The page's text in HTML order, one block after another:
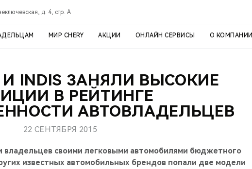
д. 4, стр. А
МИР CHERY АКЦИИ ОНЛАЙН СЕРВИСЫ О КОМПАНИИ
И INDIS ЗАНЯЛИ ВЫСОКИЕ
В РЕЙТИНГЕ
АВТОВЛАДЕЛЬЦЕВ
22 СЕНТЯБРЯ 2015
владельцев своими легковыми автомобилями бюджетного
известных автомобильных брендов попали две модели